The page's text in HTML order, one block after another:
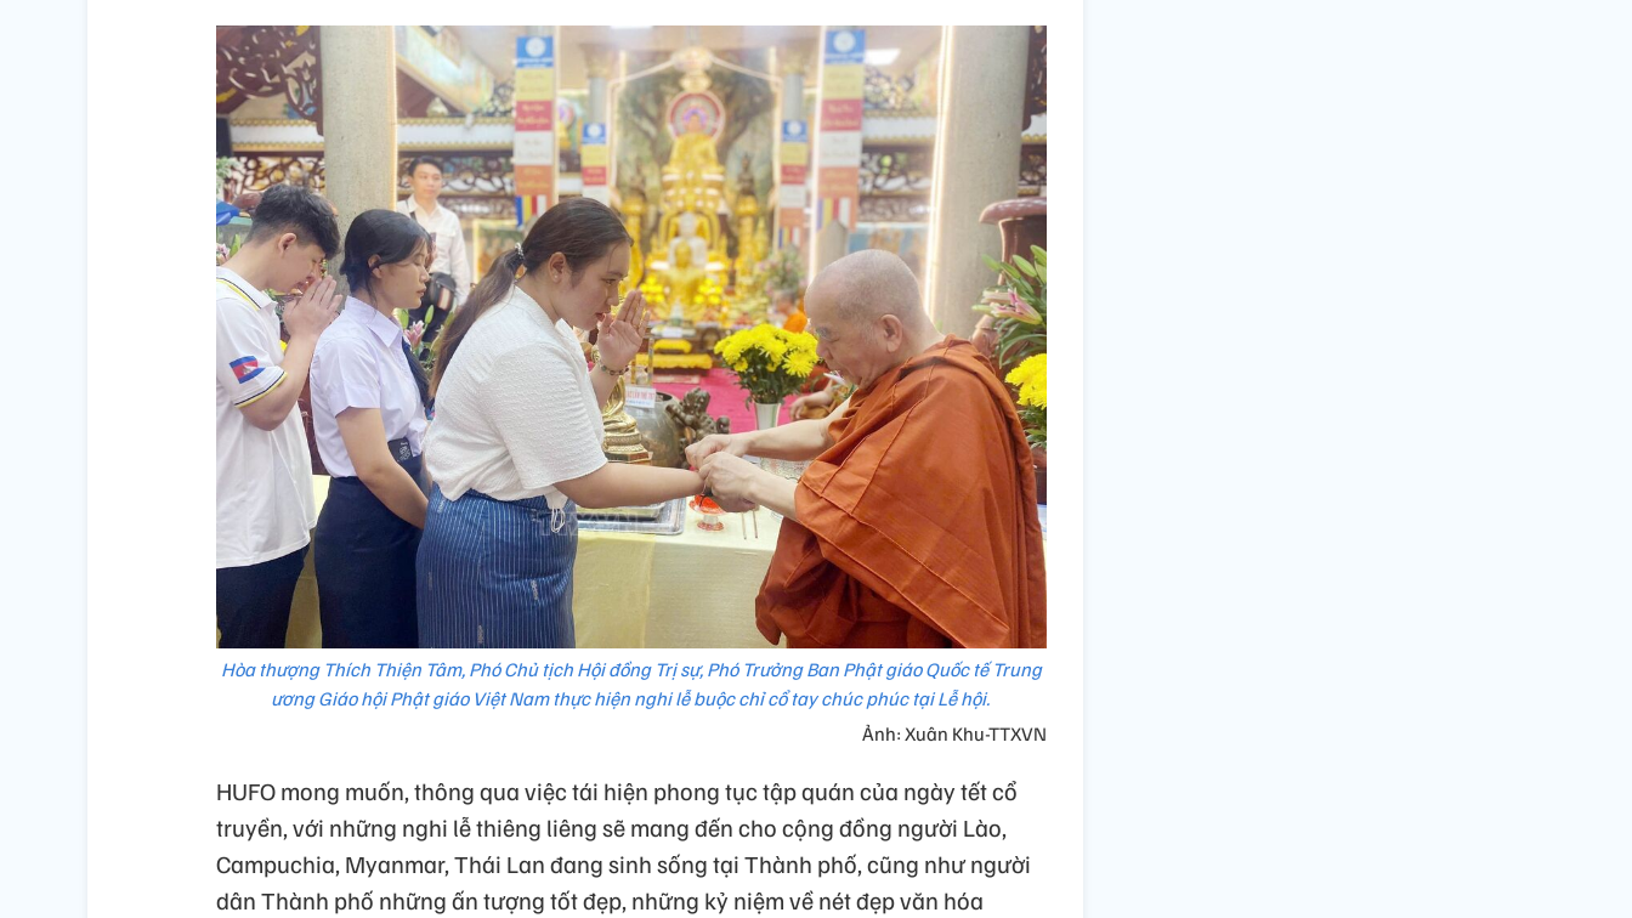
Hòa thượng Thích Thiện Tâm, Phó Chủ tịch Hội đồng Trị sự, Phó Trưởng Ban Phật giáo Quốc tế Trung
ương Giáo hội Phật giáo Việt Nam thực hiện nghi lễ buộc chỉ cổ tay chúc phúc tại Lễ hội.
Ảnh: Xuân Khu-TTXVN
HUFO mong muốn, thông qua việc tái hiện phong tục tập quán của ngày tết cổ
truyền, với những nghi lễ thiêng liêng sẽ mang đến cho cộng đồng người Lào,
Campuchia, Myanmar, Thái Lan đang sinh sống tại Thành phố, cũng như người
dân Thành phố những ấn tượng tốt đẹp, những kỷ niệm về nét đẹp văn hóa